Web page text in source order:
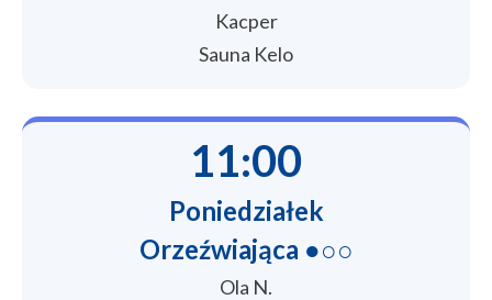
Kacper
Sauna Kelo
11:00
Poniedziałek
Orzeźwiająca ●○○
Ola N.